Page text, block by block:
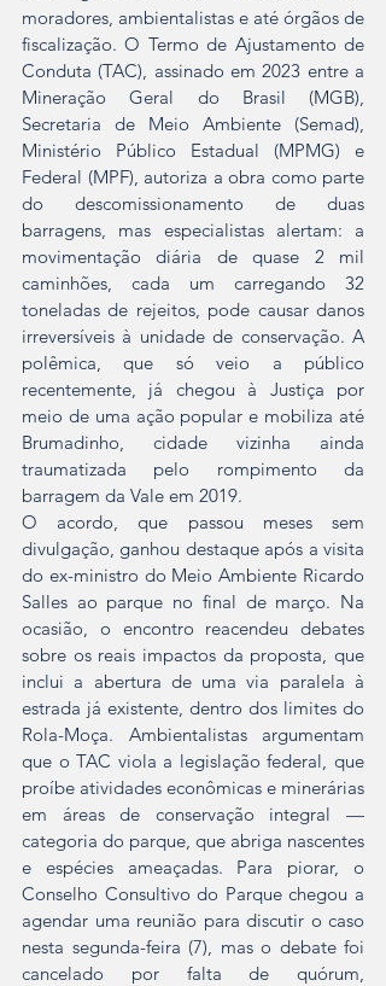
moradores, ambientalistas e até órgãos de
fiscalização. O Termo de Ajustamento de
Conduta (TAC), assinado em 2023 entre a
Mineração Geral do Brasil (MGB),
Secretaria de Meio Ambiente (Semad),
Ministério Público Estadual (MPMG) e
Federal (MPF), autoriza a obra como parte
do descomissionamento de duas
barragens, mas especialistas alertam: a
movimentação diária de quase 2 mil
caminhões, cada um carregando 32
toneladas de rejeitos, pode causar danos
irreversíveis à unidade de conservação. A
polêmica, que só veio a público
recentemente, já chegou à Justiça por
meio de uma ação popular e mobiliza até
Brumadinho, cidade vizinha ainda
traumatizada pelo rompimento da
barragem da Vale em 2019.
O acordo, que passou meses sem
divulgação, ganhou destaque após a visita
do ex-ministro do Meio Ambiente Ricardo
Salles ao parque no final de março. Na
ocasião, o encontro reacendeu debates
sobre os reais impactos da proposta, que
inclui a abertura de uma via paralela à
estrada já existente, dentro dos limites do
Rola-Moça. Ambientalistas argumentam
que o TAC viola a legislação federal, que
proíbe atividades econômicas e minerárias
em áreas de conservação integral —
categoria do parque, que abriga nascentes
e espécies ameaçadas. Para piorar, o
Conselho Consultivo do Parque chegou a
agendar uma reunião para discutir o caso
nesta segunda-feira (7), mas o debate foi
cancelado por falta de quórum,